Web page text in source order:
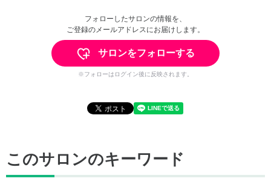
フォローしたサロンの情報を、
ご登録のメールアドレスにお届けします。
サロンをフォローする
※フォローはログイン後に反映されます。
このサロンのキーワード